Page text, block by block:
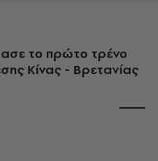
το πρώτο τρένο
Κίνας - Βρετανίας